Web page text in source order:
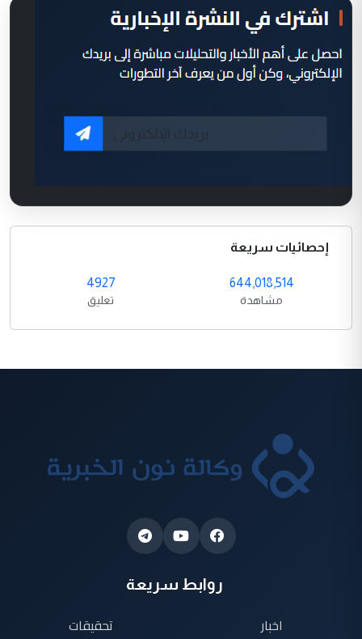
إحصائيات سريعة
644,018,514
مشاهدة
4927
تعليق
روابط سريعة
اخبار
تحقيقات